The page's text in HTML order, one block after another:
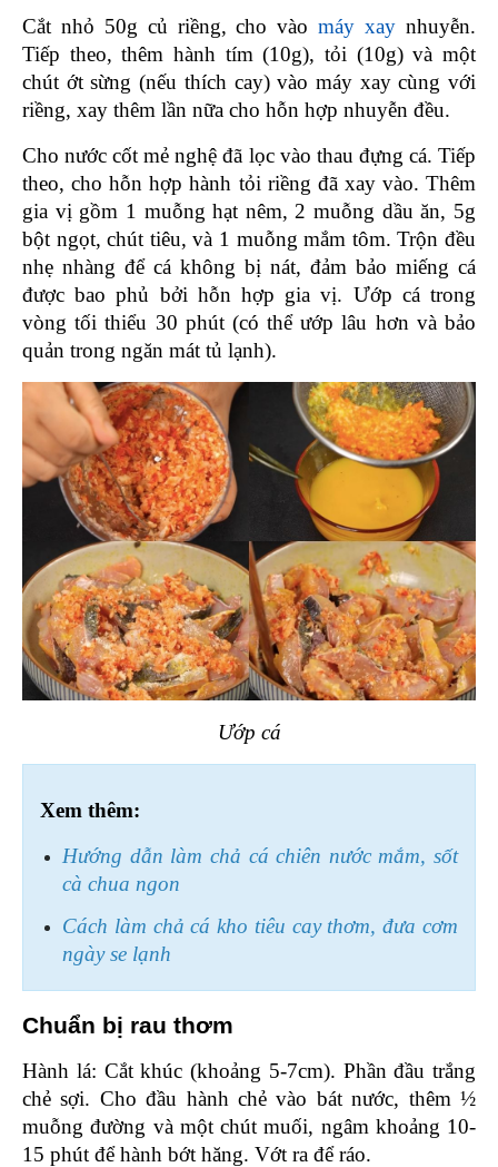
Cắt nhỏ 50g củ riềng, cho vào máy xay nhuyễn.
Tiếp theo, thêm hành tím (10g), tỏi (10g) và một
chút ớt sừng (nếu thích cay) vào máy xay cùng với
riềng, xay thêm lần nữa cho hỗn hợp nhuyễn đều.
Cho nước cốt mẻ nghệ đã lọc vào thau đựng cá. Tiếp
theo, cho hỗn hợp hành tỏi riềng đã xay vào. Thêm
gia vị gồm 1 muỗng hạt nêm, 2 muỗng dầu ăn, 5g
bột ngọt, chút tiêu, và 1 muỗng mắm tôm. Trộn đều
nhẹ nhàng để cá không bị nát, đảm bảo miếng cá
được bao phủ bởi hỗn hợp gia vị. Ướp cá trong
vòng tối thiểu 30 phút (có thể ướp lâu hơn và bảo
quản trong ngăn mát tủ lạnh).
Ướp cá
Xem thêm:
Hướng dẫn làm chả cá chiên nước mắm, sốt
cà chua ngon
Cách làm chả cá kho tiêu cay thơm, đưa cơm
ngày se lạnh
Chuẩn bị rau thơm
Hành lá: Cắt khúc (khoảng 5-7cm). Phần đầu trắng
chẻ sợi. Cho đầu hành chẻ vào bát nước, thêm ½
muỗng đường và một chút muối, ngâm khoảng 10-
15 phút để hành bớt hăng. Vớt ra để ráo.